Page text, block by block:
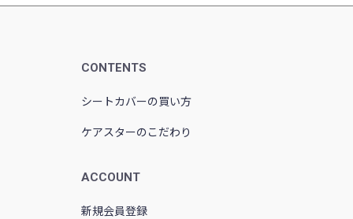
CONTENTS
シートカバーの買い方
ケアスターのこだわり
ACCOUNT
新規会員登録